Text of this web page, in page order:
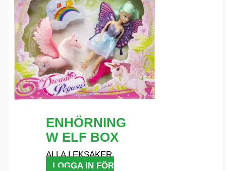
ENHÖRNING
W ELF BOX
ALLA LEKSAKER
LOGGA IN FÖR